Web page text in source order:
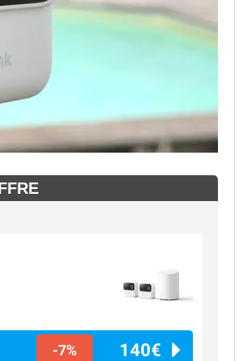
-7% 140€